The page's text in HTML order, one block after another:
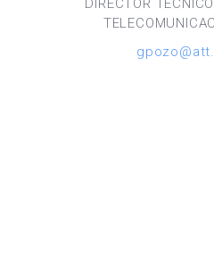
DIRECTOR